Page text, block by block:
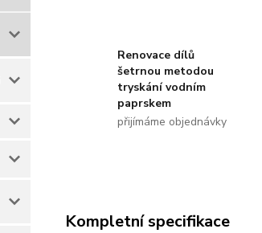
Renovace dílů
šetrnou metodou
tryskání vodním
paprskem
přijímáme objednávky
Kompletní specifikace